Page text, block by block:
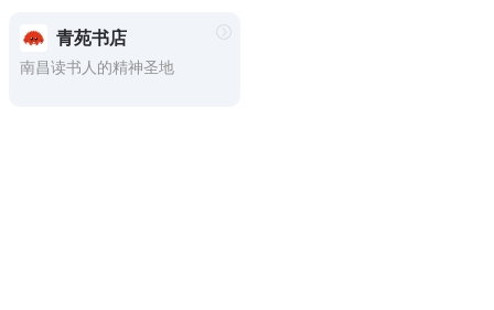
青苑书店
南昌读书人的精神圣地